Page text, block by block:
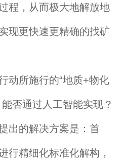
程，从而极大地解放地
现更快速更精确的找矿
动所施行的“地质+物化
否通过人工智能实现？
出的解决方案是：首
行精细化标准化解构，